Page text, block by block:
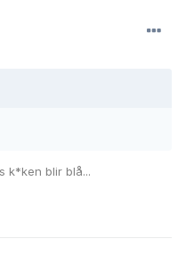
k*ken blir blå...